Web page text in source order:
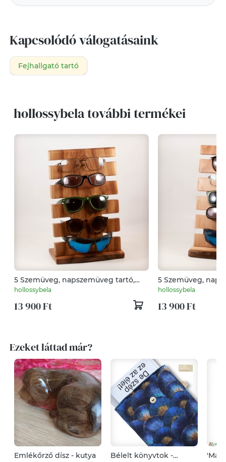
Kapcsolódó válogatásaink
Fejhallgató tartó
hollossybela további termékei
5 Szemüveg, napszemüveg tartó,
tároló, asztali rendező
hollossybela
13 900 Ft
5 Szemüveg,
tároló, asztali
hollossybela
13 900 Ft
Ezeket láttad már?
Emlékőrző dísz - kutya
Bélelt könyvtok -